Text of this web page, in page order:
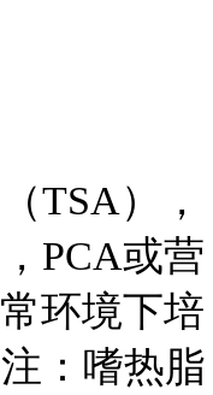
TSA），
PCA或营
环境下培
：嗜热脂